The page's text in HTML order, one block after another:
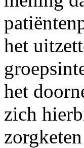
het
het
zich